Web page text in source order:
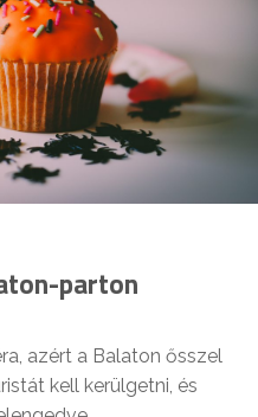
parton
azért a Balaton ősszel
kell kerülgetni, és